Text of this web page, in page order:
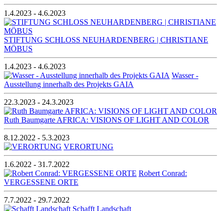
1.4.2023 - 4.6.2023
STIFTUNG SCHLOSS NEUHARDENBERG | CHRISTIANE
MÖBUS
1.4.2023 - 4.6.2023
Wasser -
Ausstellung innerhalb des Projekts GAIA
22.3.2023 - 24.3.2023
Ruth Baumgarte AFRICA: VISIONS OF LIGHT AND COLOR
8.12.2022 - 5.3.2023
VERORTUNG
1.6.2022 - 31.7.2022
Robert Conrad:
VERGESSENE ORTE
7.7.2022 - 29.7.2022
Schafft Landschaft